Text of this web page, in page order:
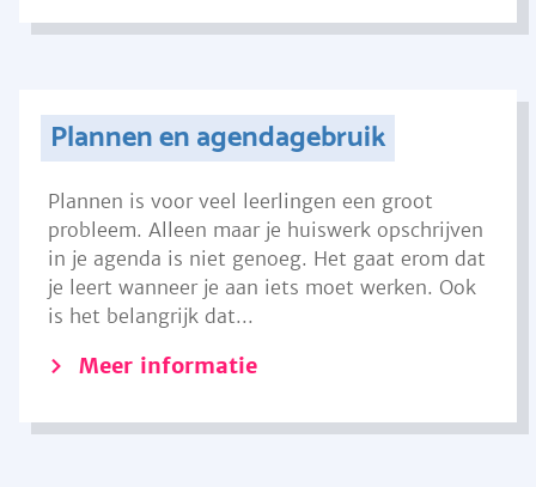
Plannen en agendagebruik
Plannen is voor veel leerlingen een groot
probleem. Alleen maar je huiswerk opschrijven
in je agenda is niet genoeg. Het gaat erom dat
je leert wanneer je aan iets moet werken. Ook
is het belangrijk dat...
Meer informatie